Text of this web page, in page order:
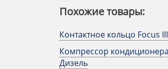
Похожие товары:
Контактное кольцо Focus
Компрессор
Дизель